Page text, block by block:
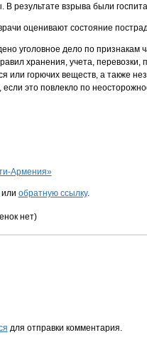
результате взрыва были
оценивают состояние
уголовное дело по признакам
хранения, учета, перевозки,
или горючих веществ, а также
если это повлекло по
Армения»
или обратную ссылку.
нет)
для отправки комментария.